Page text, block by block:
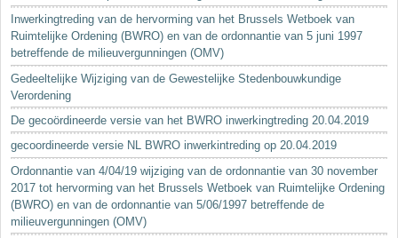
Inwerkingtreding van de hervorming van het Brussels Wetboek van
Ruimtelijke Ordening (BWRO) en van de ordonnantie van 5 juni 1997
betreffende de milieuvergunningen (OMV)
Gedeeltelijke Wijziging van de Gewestelijke Stedenbouwkundige
Verordening
De gecoördineerde versie van het BWRO inwerkingtreding 20.04.2019
gecoordineerde versie NL BWRO inwerkintreding op 20.04.2019
Ordonnantie van 4/04/19 wijziging van de ordonnantie van 30 november
2017 tot hervorming van het Brussels Wetboek van Ruimtelijke Ordening
(BWRO) en van de ordonnantie van 5/06/1997 betreffende de
milieuvergunningen (OMV)